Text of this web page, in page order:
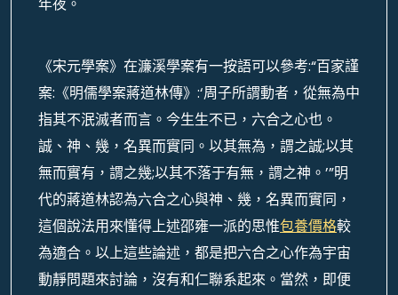
《宋元學案》在濂溪學案有一按語可以參考:“百家謹
案:《明儒學案蔣道林傳》:‘周子所謂動者，從無為中
指其不泯滅者而言。今生生不已，六合之心也。
誠、神、幾，名異而實同。以其無為，謂之誠;以其
無而實有，謂之幾;以其不落于有無，謂之神。’”明
代的蔣道林認為六合之心與神、幾，名異而實同，
這個說法用來懂得上述邵雍一派的思惟包養價格較
為適合。以上這些論述，都是把六合之心作為宇宙
動靜問題來討論，沒有和仁聯系起來。當然，即便